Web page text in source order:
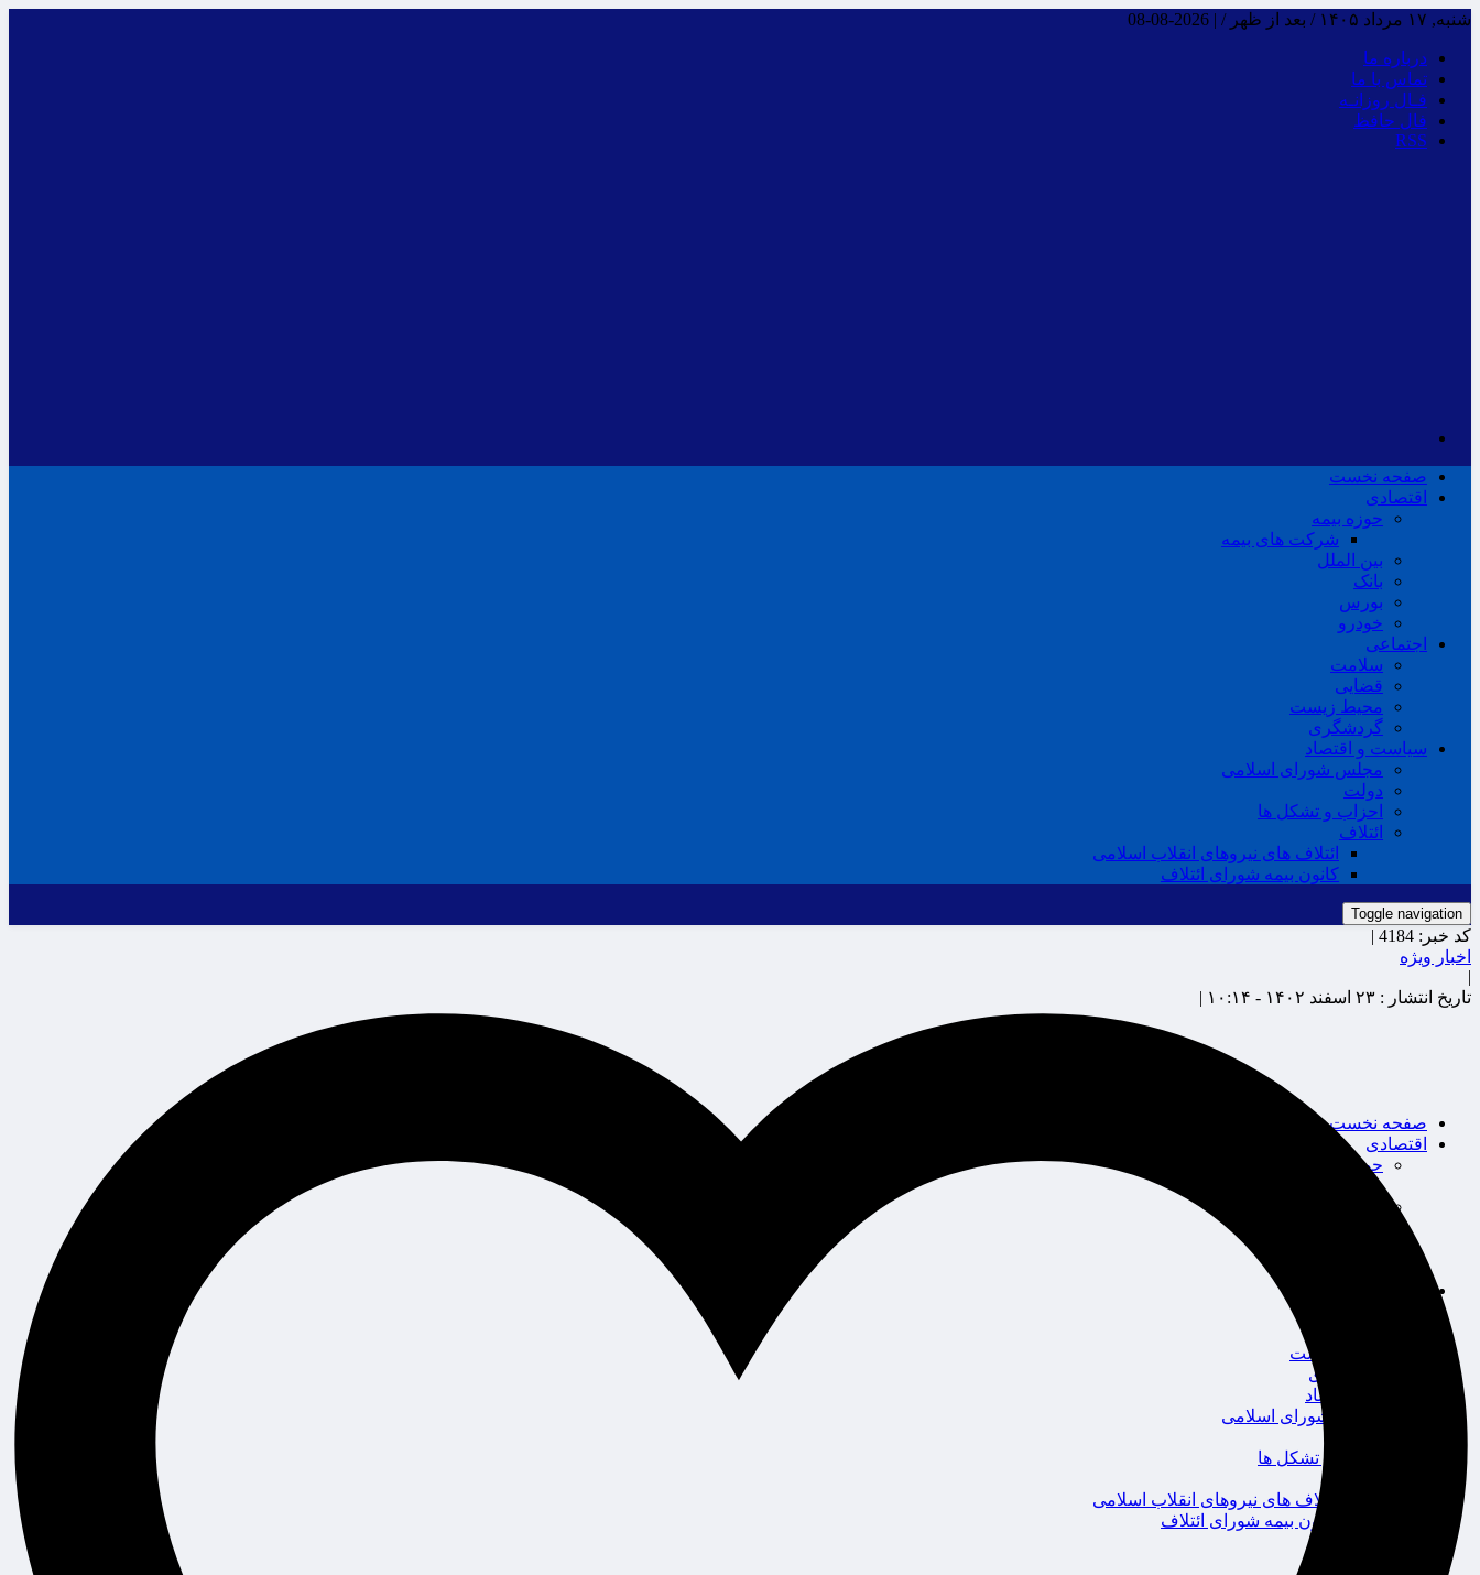
شنبه, ۱۷ مرداد ۱۴۰۵ / بعد از ظهر / |
2026-08-08
درباره ما
تماس با ما
فـال روزانـه
فال حافظ
RSS
صفحه نخست
اقتصادی
حوزه بیمه
شرکت های بیمه
بین الملل
بانک
بورس
خودرو
اجتماعی
سلامت
قضایی
محیط زیست
گردشگری
سیاست و اقتصاد
مجلس شورای اسلامی
دولت
احزاب و تشکل ها
ائتلاف
ائتلاف های نیروهای انقلاب اسلامی
کانون بیمه شورای ائتلاف
Toggle navigation
صفحه نخست
اقتصادی
حوزه بیمه
محیط زیست
گردشگری
سیاست و اقتصاد
مجلس شورای اسلامی
احزاب و تشکل ها
ائتلاف های نیروهای انقلاب اسلامی
کانون بیمه شورای ائتلاف
کد خبر: 4184 |
اخبار ویژه
|
تاریخ انتشار : ۲۳ اسفند ۱۴۰۲ - ۱۰:۱۴ |